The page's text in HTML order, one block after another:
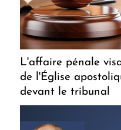
L'affaire pénale
de l'Église
devant le tribunal